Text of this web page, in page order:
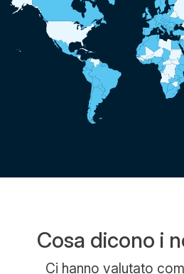
Cosa dicono i
Ci hanno valutato